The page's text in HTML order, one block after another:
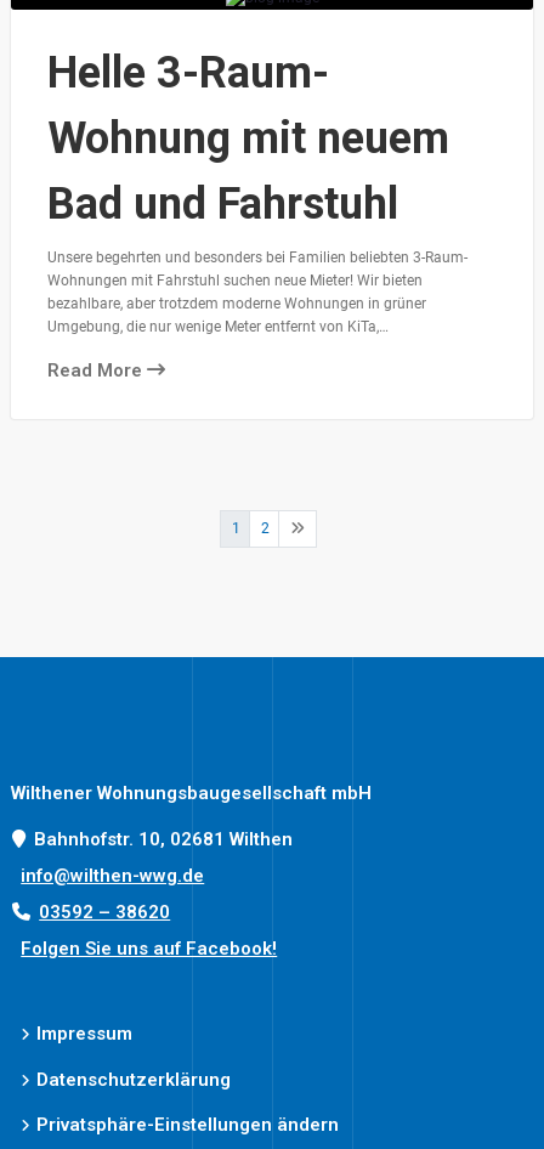
Helle 3-Raum-
Wohnung mit neuem
Bad und Fahrstuhl
Unsere begehrten und besonders bei Familien beliebten 3-Raum-
Wohnungen mit Fahrstuhl suchen neue Mieter! Wir bieten
bezahlbare, aber trotzdem moderne Wohnungen in grüner
Umgebung, die nur wenige Meter entfernt von KiTa,…
Read More
Seitennummerierung
1 2
Wilthener Wohnungsbaugesellschaft mbH
Bahnhofstr. 10, 02681 Wilthen
info@wilthen-wwg.de
03592 – 38620
Folgen Sie uns auf Facebook!
Impressum
Datenschutzerklärung
Privatsphäre-Einstellungen ändern